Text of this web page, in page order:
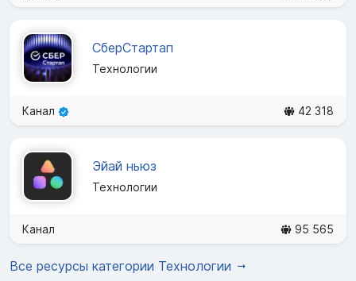
СберСтартап
Технологии
Канал 42 318
Эйай ньюз
Технологии
Канал 95 565
Все ресурсы категории Технологии